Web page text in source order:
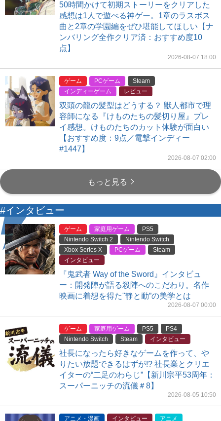
50時間かけて初期ストーリーをクリアした
感想は1人で遊べる神ゲー。1章のラスボス
曲と2章の学園編をぜひ堪能してほしい【ナ
ンバリング全作クリア済：おすすめ度10
点】
2026-08-07 18:00
ゲーム PCゲーム
Steam
インディーゲーム
レビュー
双頭の龍の髪型はどうする？ 獣人都市で理
容師になる『けものたちの髪切り屋』プレ
イ感想。けものたちのカット体験が面白い
【おすすめ度：9点／電撃インディー
#1447】
2026-08-07 02:00
もっと見る
#インタビュー
ゲーム 家庭用ゲーム
PS5
Nintendo Switch 2
Nintendo Switch
Xbox Series X
PCゲーム
Steam
インタビュー
『鬼武者 Way of the Sword』インタビュ
ー：開発陣が語る殺陣へのこだわり。名作
映画に着想を得た"静と動”の美学とは
2026-08-07 00:00
ゲーム 家庭用ゲーム PS5
PS4
Nintendo Switch
Steam インタビュー
社長になったら好きなゲームを作って、や
りたい放題できるはずが!? 社長業とクリエ
イターの“二足のわらじ”【新川宗平53周年：
スーパーニッチの流儀＃8】
2026-08-05 10:50
アニメ・漫画 インタビュー アニメ